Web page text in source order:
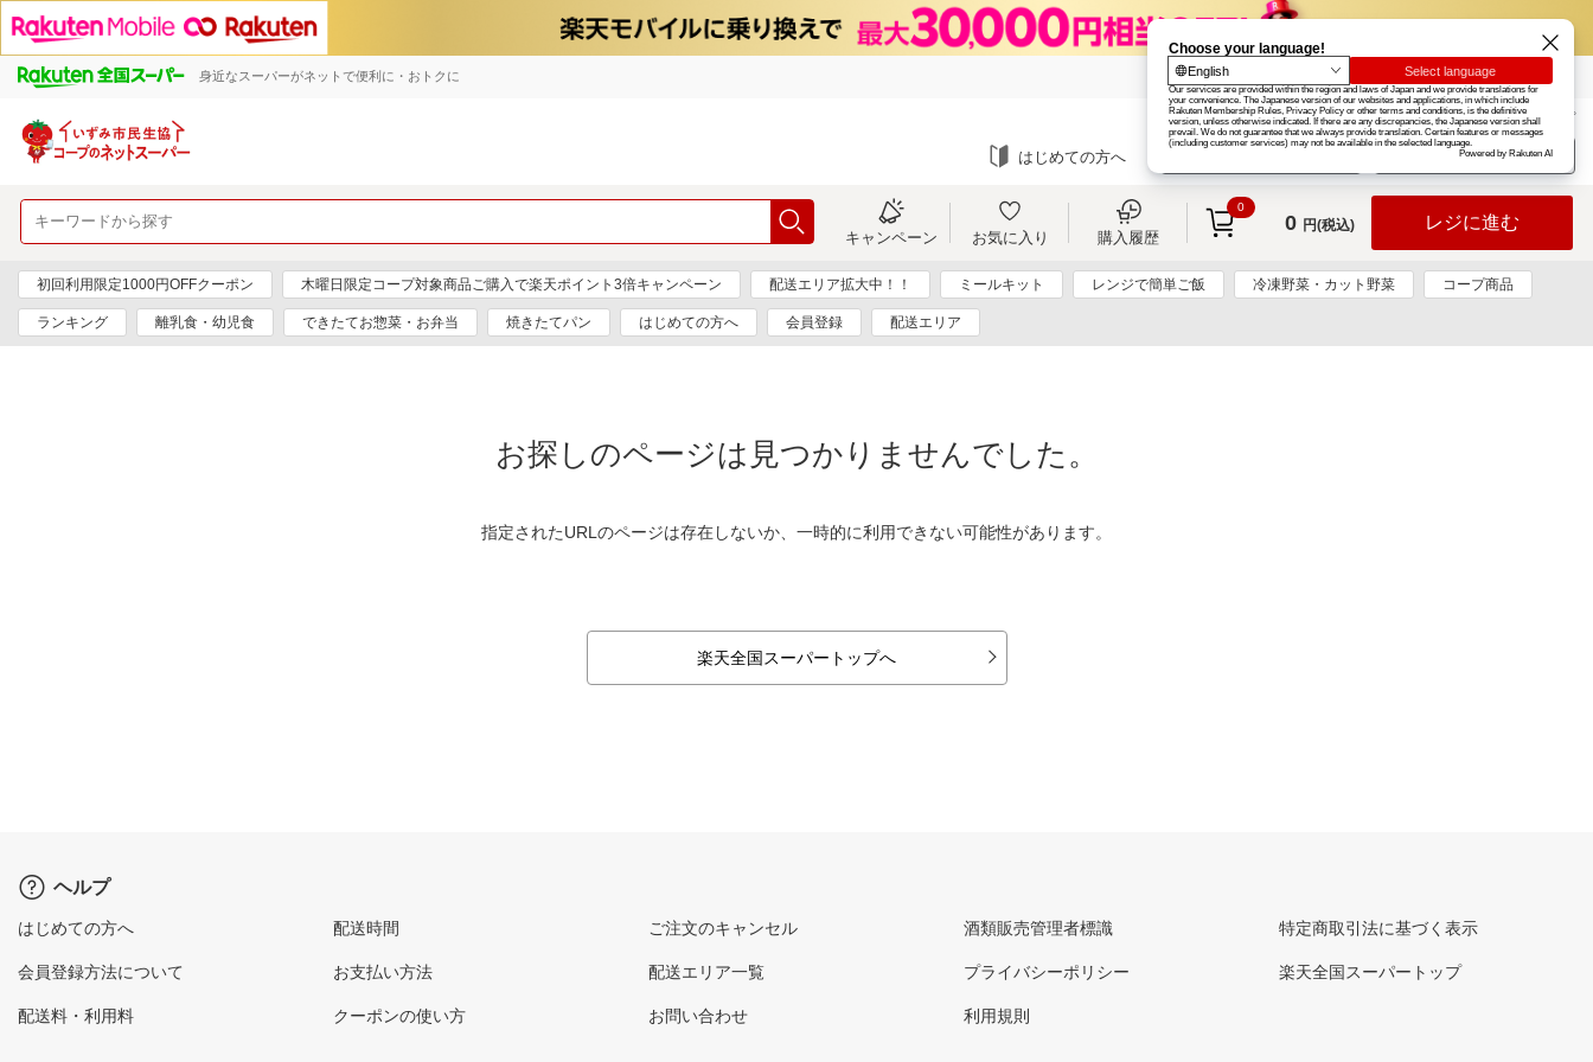
身近なスーパーがネットで便利に・おトクに 楽天グループ カード
お知らせ ヘルプ
はじめての方へ ログイン
キャンペーン お気に入り 購入履歴
0
0 円(税込) レジに進む
初回利用限定1000円OFFクーポン 木曜日限定コープ対象商品ご購入で楽天ポイント3倍キャンペーン 配送エリア拡大中！！ ミールキット レンジで簡単ご飯 冷凍野菜・カット野菜 コープ商品
ランキング 離乳食・幼児食 できたてお惣菜・お弁当 焼きたてパン はじめての方へ 会員登録 配送エリア
お探しのページは見つかりませんでした。
指定されたURLのページは存在しないか、一時的に利用できない可能性があります。
楽天全国スーパートップへ
ヘルプ
はじめての方へ
会員登録方法について
配送料・利用料
配送時間
お支払い方法
クーポンの使い方
ご注文のキャンセル
配送エリア一覧
お問い合わせ
酒類販売管理者標識
プライバシーポリシー
利用規則
特定商取引法に基づく表示
楽天全国スーパートップ